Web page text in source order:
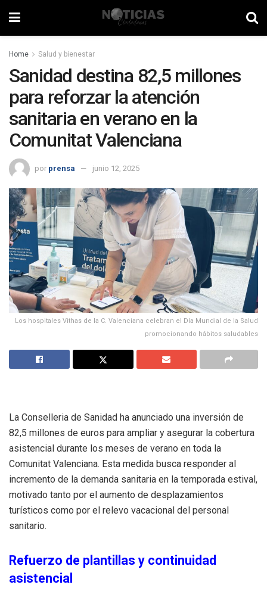
Home Salud y bienestar
Sanidad destina 82,5 millones
para reforzar la atención
sanitaria en verano en la
Comunitat Valenciana
por prensa junio 12, 2025
Los hospitales Vithas de la C. Valenciana celebran el Día Mundial de la Salud
promocionando hábitos saludables
La Conselleria de Sanidad ha anunciado una inversión de
82,5 millones de euros para ampliar y asegurar la cobertura
asistencial durante los meses de verano en toda la
Comunitat Valenciana. Esta medida busca responder al
incremento de la demanda sanitaria en la temporada estival,
motivado tanto por el aumento de desplazamientos
turísticos como por el relevo vacacional del personal
sanitario.
Refuerzo de plantillas y continuidad
asistencial